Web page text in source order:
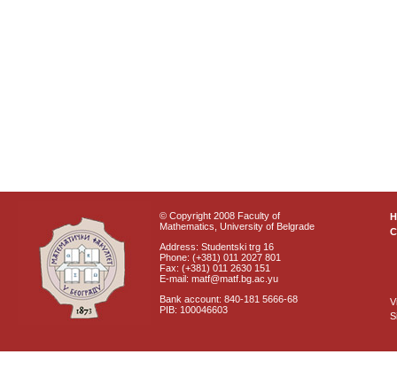
© Copyright 2008 Faculty of
Mathematics, University of Belgrade
Address: Studentski trg 16
Phone: (+381) 011 2027 801
Fax: (+381) 011 2630 151
E-mail: matf@matf.bg.ac.yu
Bank account: 840-181 5666-68
PIB: 100046603